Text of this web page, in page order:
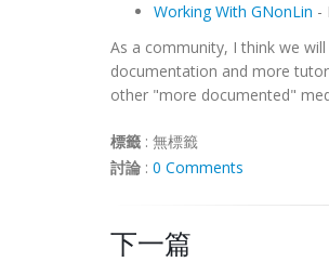
Working With GNonLin -
As a community, I think we
documentation and more
other "more documented"
標籤 : 無標籤
討論 : 0 Comments
下一篇